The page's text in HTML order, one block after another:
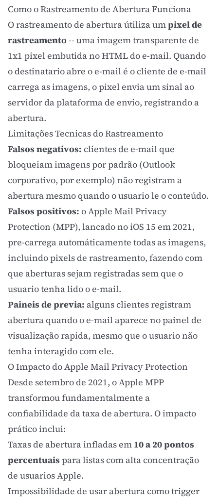
Como o Rastreamento de Abertura Funciona
O rastreamento de abertura útiliza umpixel de
rastreamento-- uma imagem transparente de
1x1 pixel embutida no HTML do e-mail. Quando
o destinatario abre o e-mail é o cliente de e-mail
carrega as imagens, o pixel envia um sinal ao
servidor da plataforma de envio, registrando a
abertura.
Limitações Tecnicas do Rastreamento
Falsos negativos: clientes de e-mail que
bloqueiam imagens por padrão (Outlook
corporativo, por exemplo) não registram a
abertura mesmo quando o usuario le o conteúdo.
Falsos positivos: o Apple Mail Privacy
Protection (MPP), lancado no iOS 15 em 2021,
pre-carrega automáticamente todas as imagens,
incluindo pixels de rastreamento, fazendo com
que aberturas sejam registradas sem que o
usuario tenha lido o e-mail.
Paineis de previa: alguns clientes registram
abertura quando o e-mail aparece no painel de
visualização rapida, mesmo que o usuario não
tenha interagido com ele.
O Impacto do Apple Mail Privacy Protection
Desde setembro de 2021, o Apple MPP
transformou fundamentalmente a
confiabilidade da taxa de abertura. O impacto
prático inclui:
Taxas de abertura infladas em 10 a 20 pontos
percentuais para listas com alta concentração
de usuarios Apple.
Impossibilidade de usar abertura como trigger